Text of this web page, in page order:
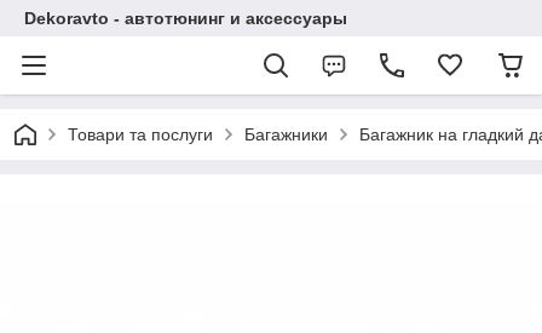
Dekoravto - автотюнинг и аксессуары
Товари та послуги Багажники Багажник на гладкий